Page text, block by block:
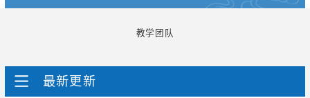
教学团队
最新更新